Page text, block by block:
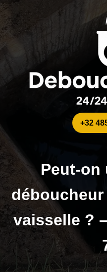
+32
Peut-on
vaisselle ?